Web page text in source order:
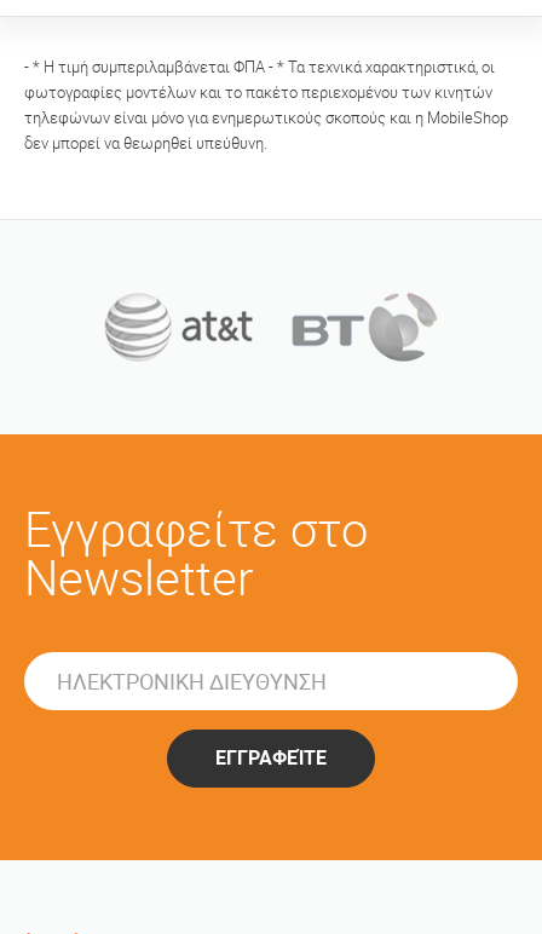
- * Η τιμή συμπεριλαμβάνεται ΦΠΑ - * Τα τεχνικά χαρακτηριστικά, οι
φωτογραφίες μοντέλων και το πακέτο περιεχομένου των κινητών
τηλεφώνων είναι μόνο για ενημερωτικούς σκοπούς και η MobileShop
δεν μπορεί να θεωρηθεί υπεύθυνη.
Εγγραφείτε στο
Newsletter
ΕΓΓΡΑΦΕΊΤΕ